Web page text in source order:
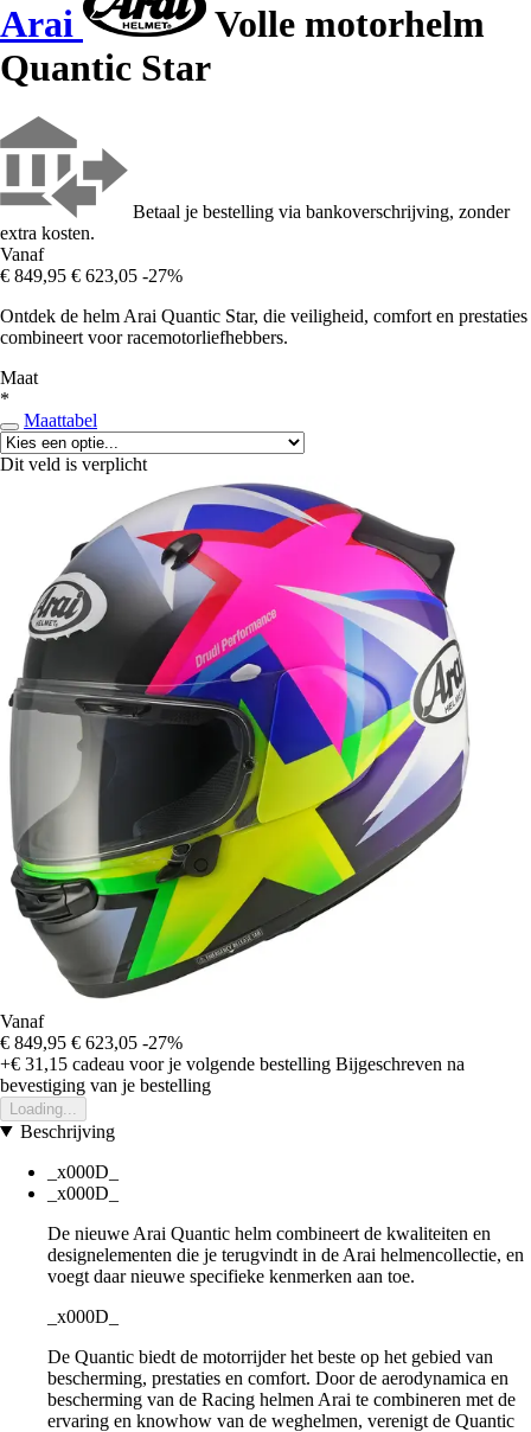
Arai
Volle motorhelm
Quantic Star
Betaal je bestelling via bankoverschrijving, zonder
extra kosten.
Vanaf
€ 849,95 € 623,05 -27%
Ontdek de helm Arai Quantic Star, die veiligheid, comfort en prestaties
combineert voor racemotorliefhebbers.
Maat
*
Maattabel
Dit veld is verplicht
Vanaf
€ 849,95 € 623,05 -27%
+€ 31,15 cadeau voor je volgende bestelling Bijgeschreven na
bevestiging van je bestelling
Loading...
Beschrijving
_x000D_
_x000D_
De nieuwe Arai Quantic helm combineert de kwaliteiten en
designelementen die je terugvindt in de Arai helmencollectie, en
voegt daar nieuwe specifieke kenmerken aan toe.
_x000D_
De Quantic biedt de motorrijder het beste op het gebied van
bescherming, prestaties en comfort. Door de aerodynamica en
bescherming van de Racing helmen Arai te combineren met de
ervaring en knowhow van de weghelmen, verenigt de Quantic